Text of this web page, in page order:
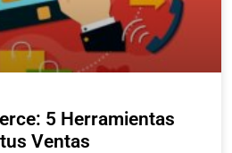
5 Herramientas
Ventas